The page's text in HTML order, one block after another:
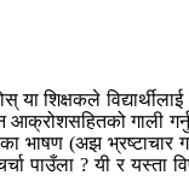
शिक्षकले विद्यार्थीलाई
गाली
भाषण (अझ
पाउँला ? यी र यस्ता